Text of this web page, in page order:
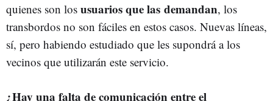
quienes son los usuarios que las demandan, los
transbordos no son fáciles en estos casos. Nuevas líneas,
sí, pero habiendo estudiado que les supondrá a los
vecinos que utilizarán este servicio.
¿Hay una falta de comunicación entre el